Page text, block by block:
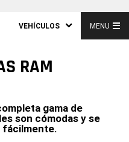
VEHÍCULOS MENU
RAM
gama de
son cómodas y se
fácilmente.